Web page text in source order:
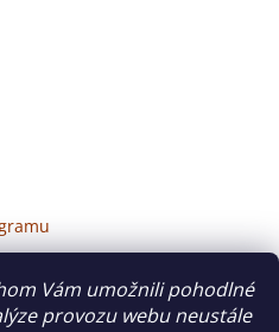
Vám umožnili pohodlné
provozu webu neustále
chráněn autorským právem.